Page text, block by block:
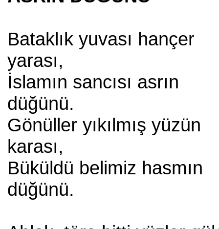
Bataklık yuvası hançer
yarası,
İslamın sancısı asrın
düğünü.
Gönüller yıkılmış yüzün
karası,
Büküldü belimiz hasmın
düğünü.